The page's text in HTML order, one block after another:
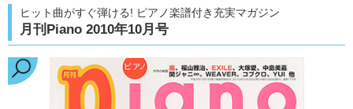
ヒット曲がすぐ弾ける! ピアノ楽譜付き充実マガジン
月刊Piano 2010年10月号